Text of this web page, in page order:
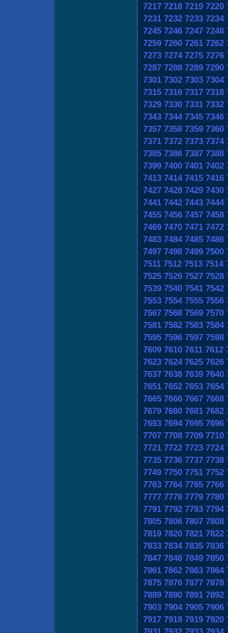
7217 7218 7219 7220
7231 7232 7233 7234
7245 7246 7247 7248
7259 7260 7261 7262
7273 7274 7275 7276
7287 7288 7289 7290
7301 7302 7303 7304
7315 7316 7317 7318
7329 7330 7331 7332
7343 7344 7345 7346
7357 7358 7359 7360
7371 7372 7373 7374
7385 7386 7387 7388
7399 7400 7401 7402
7413 7414 7415 7416
7427 7428 7429 7430
7441 7442 7443 7444
7455 7456 7457 7458
7469 7470 7471 7472
7483 7484 7485 7486
7497 7498 7499 7500
7511 7512 7513 7514
7525 7526 7527 7528
7539 7540 7541 7542
7553 7554 7555 7556
7567 7568 7569 7570
7581 7582 7583 7584
7595 7596 7597 7598
7609 7610 7611 7612
7623 7624 7625 7626
7637 7638 7639 7640
7651 7652 7653 7654
7665 7666 7667 7668
7679 7680 7681 7682
7693 7694 7695 7696
7707 7708 7709 7710
7721 7722 7723 7724
7735 7736 7737 7738
7749 7750 7751 7752
7763 7764 7765 7766
7777 7778 7779 7780
7791 7792 7793 7794
7805 7806 7807 7808
7819 7820 7821 7822
7833 7834 7835 7836
7847 7848 7849 7850
7861 7862 7863 7864
7875 7876 7877 7878
7889 7890 7891 7892
7903 7904 7905 7906
7917 7918 7919 7920